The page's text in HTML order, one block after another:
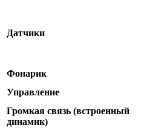
Датчики
Фонарик
Управление
Громкая связь (встроенный
динамик)